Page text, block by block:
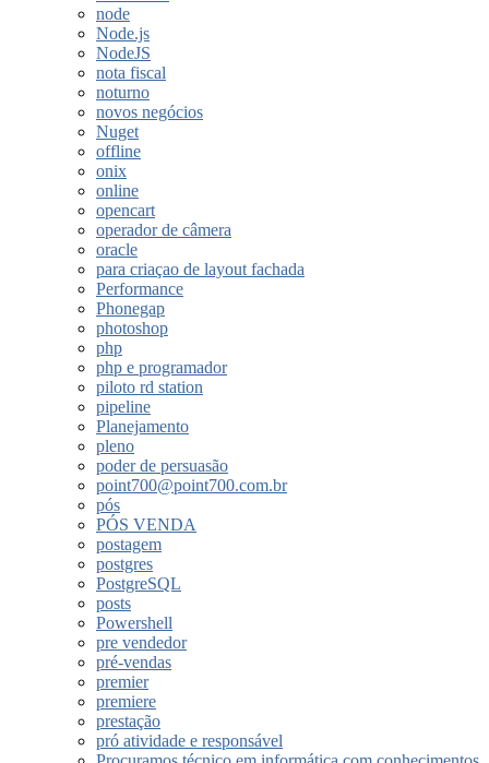
node
Node.js
NodeJS
nota fiscal
noturno
novos negócios
Nuget
offline
onix
online
opencart
operador de câmera
oracle
para criaçao de layout fachada
Performance
Phonegap
photoshop
php
php e programador
piloto rd station
pipeline
Planejamento
pleno
poder de persuasão
point700@point700.com.br
pós
PÓS VENDA
postagem
postgres
PostgreSQL
posts
Powershell
pre vendedor
pré-vendas
premier
premiere
prestação
pró atividade e responsável